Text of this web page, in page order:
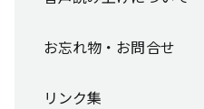
お忘れ物・お問合せ
リンク集